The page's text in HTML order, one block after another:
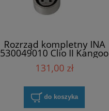
Rozrząd kompletny INA
530049010 Clio II Kangoo
Megane I
131,00 zł
do koszyka